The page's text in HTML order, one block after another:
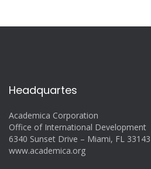
Headquartes
Academica Corporation
Office of International Development
6340 Sunset Drive – Miami, FL 33143
www.academica.org